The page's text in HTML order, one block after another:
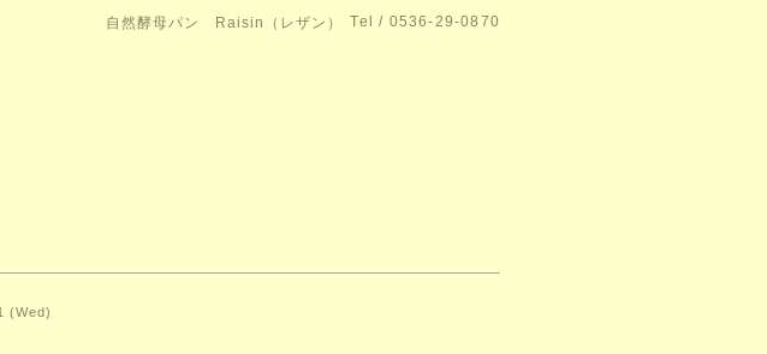
自然酵母パン Raisin（レザン） Tel / 0536-29-0870
(Wed)